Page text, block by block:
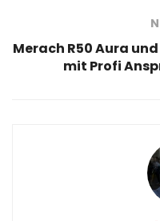
Merach R50 Aura
mit Profi